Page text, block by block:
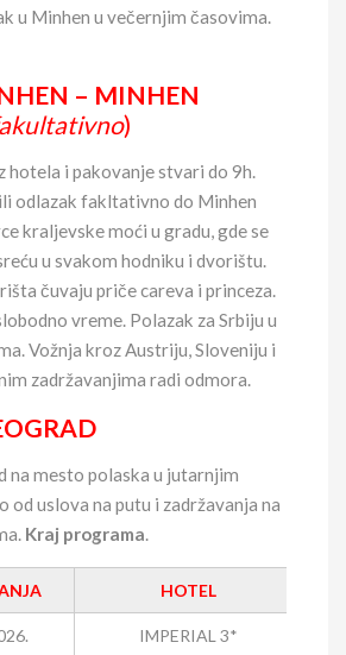
u Minhen u večernjim časovima.
– MINHEN
)
hotela i pakovanje stvari do 9h.
odlazak fakltativno do Minhen
kraljevske moći u gradu, gde se
u svakom hodniku i dvorištu.
čuvaju priče careva i princeza.
vreme. Polazak za Srbiju u
Vožnja kroz Austriju, Sloveniju i
zadržavanjima radi odmora.
na mesto polaska u jutarnjim
od uslova na putu i zadržavanja na
Kraj programa.
HOTEL
IMPERIAL 3*